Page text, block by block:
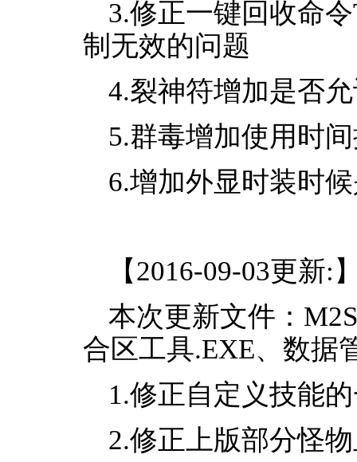
3.修正一键回收命
制无效的问题
4.裂神符增加是否
5.群毒增加使用时
6.增加外显时装时
【2016-09-03更新:
本次更新文件：
合区工具.EXE、数据
1.修正自定义技能
2.修正上版部分怪